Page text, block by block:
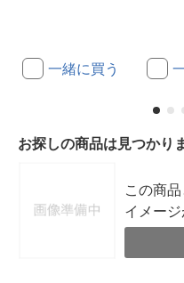
一緒に買う
お探しの商品は見つかり
この商品
イメー